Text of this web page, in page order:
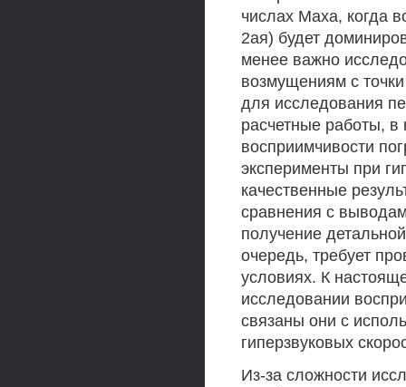
числах Маха, когда
2ая) будет
менее важно
возмущениям с
для исследования
расчетные работы,
восприимчивости
эксперименты при
качественные
сравнения с
получение
очередь, требует
условиях. К
исследовании
связаны они с
гиперзвуковых
Из-за сложности